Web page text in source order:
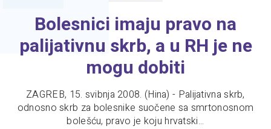
Bolesnici imaju pravo na
palijativnu skrb, a u RH je ne
mogu dobiti
ZAGREB, 15. svibnja 2008. (Hina) - Palijativna skrb,
odnosno skrb za bolesnike suočene sa smrtonosnom
bolešću, pravo je koju hrvatski...